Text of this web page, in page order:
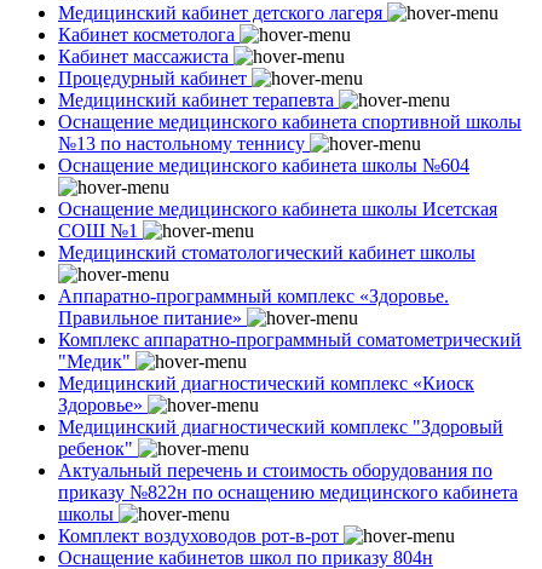
Медицинский кабинет детского лагеря
Кабинет косметолога
Кабинет массажиста
Процедурный кабинет
Медицинский кабинет терапевта
Оснащение медицинского кабинета спортивной школы
№13 по настольному теннису
Оснащение медицинского кабинета школы №604
Оснащение медицинского кабинета школы Исетская
СОШ №1
Медицинский стоматологический кабинет школы
Аппаратно-программный комплекс «Здоровье.
Правильное питание»
Комплекс аппаратно-программный соматометрический
"Медик"
Медицинский диагностический комплекс «Киоск
Здоровье»
Медицинский диагностический комплекс "Здоровый
ребенок"
Актуальный перечень и стоимость оборудования по
приказу №822н по оснащению медицинского кабинета
школы
Комплект воздуховодов рот-в-рот
Оснащение кабинетов школ по приказу 804н